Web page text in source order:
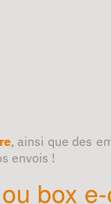
, ainsi que des
envois !
box